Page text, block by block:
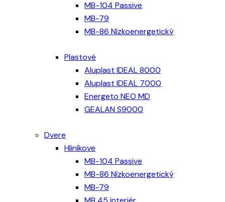
MB-104 Passive
MB-79
MB-86 Nízkoenergetický
Plastové
Aluplast IDEAL 8000
Aluplast IDEAL 7000
Energeto NEO MD
GEALAN S9000
Dvere
Hliníkove
MB-104 Passive
MB-86 Nízkoenergetický
MB-79